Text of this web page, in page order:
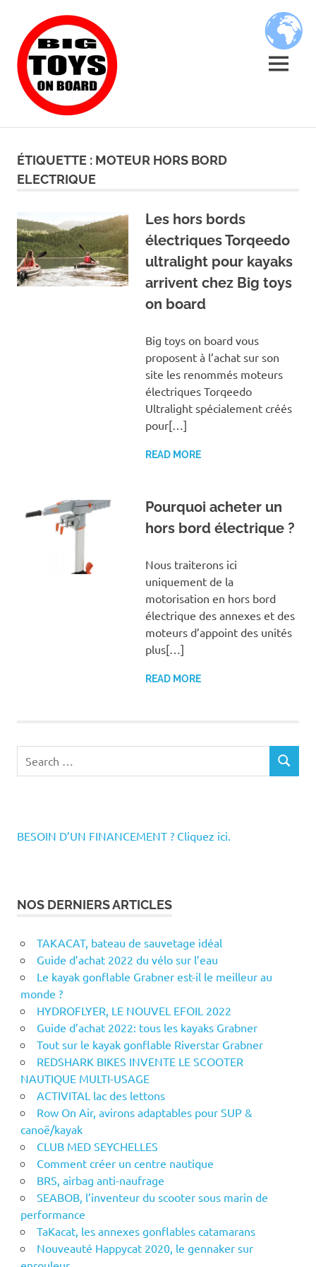
content
BOARD
BORD
POUR
GRANDS
MENU
ÉTIQUETTE : MOTEUR HORS BORD
ELECTRIQUE
Les hors bords
électriques Torqeedo
ultralight pour kayaks
arrivent chez Big toys
on board
Big toys on board vous
proposent à l’achat sur son
site les renommés moteurs
électriques Torqeedo
Ultralight spécialement créés
pour[…]
READ MORE
Pourquoi acheter un
hors bord électrique ?
Nous traiterons ici
uniquement de la
motorisation en hors bord
électrique des annexes et des
moteurs d’appoint des unités
plus[…]
READ MORE
for:
SEARCH
BESOIN D’UN FINANCEMENT ? Cliquez ici.
NOS DERNIERS ARTICLES
TAKACAT, bateau de sauvetage idéal
Guide d’achat 2022 du vélo sur l’eau
Le kayak gonflable Grabner est-il le meilleur au
monde ?
HYDROFLYER, LE NOUVEL EFOIL 2022
Guide d’achat 2022: tous les kayaks Grabner
Tout sur le kayak gonflable Riverstar Grabner
REDSHARK BIKES INVENTE LE SCOOTER
NAUTIQUE MULTI-USAGE
ACTIVITAL lac des lettons
Row On Air, avirons adaptables pour SUP &
canoë/kayak
CLUB MED SEYCHELLES
Comment créer un centre nautique
BRS, airbag anti-naufrage
SEABOB, l’inventeur du scooter sous marin de
performance
TaKacat, les annexes gonflables catamarans
Nouveauté Happycat 2020, le gennaker sur